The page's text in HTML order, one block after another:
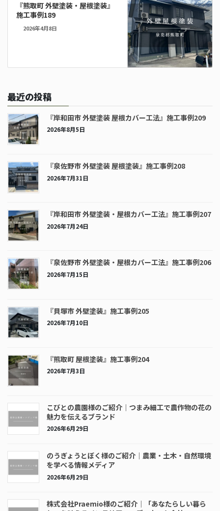
『熊取町 外壁塗装・屋根塗装』
施工事例189
2026年4月8日
最近の投稿
『岸和田市 外壁塗装 屋根カバー工法』施工事例209
2026年8月5日
『泉佐野市 外壁塗装 屋根塗装』施工事例208
2026年7月31日
『岸和田市 外壁塗装・屋根カバー工法』施工事例207
2026年7月24日
『泉佐野市 外壁塗装・屋根カバー工法』施工事例206
2026年7月15日
『貝塚市 外壁塗装』施工事例205
2026年7月10日
『熊取町 屋根塗装』施工事例204
2026年7月3日
こびとの農園様のご紹介｜つまみ細工で農作物の花の
魅力を伝えるブランド
2026年6月29日
のうぎょうとぼく様のご紹介｜農業・土木・自然環境
を学べる情報メディア
2026年6月29日
株式会社Praemio様のご紹介｜「あなたらしい暮ら